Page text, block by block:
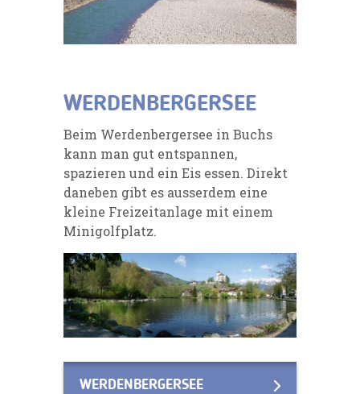
WERDENBERGERSEE
Beim Werdenbergersee in Buchs
kann man gut entspannen,
spazieren und ein Eis essen. Direkt
daneben gibt es ausserdem eine
kleine Freizeitanlage mit einem
Minigolfplatz.
WERDENBERGERSEE